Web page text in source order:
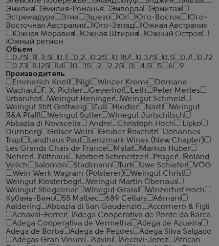
Эмилия
Эмилия-Романья Эмпорда
Эрмитаж
Эстремадура
Этна Эшезо Юг Юго-Восток
Юго-
Восточная Австралия
Юго-Запад
Южная Австралия
Южная Моравия
Южная Штирия
Южный Остров
Южный регион
Объем
0.75
1.5 0.1 0.2 0.25 0.187 0.375 0.5 0.7
0.72
0.73
1.125 1.4 10 15 2 2.25 3 4.5 5 6
9
Производитель
Emmerich Knoll
Nigl Winzer Krems
Domane
Wachau
F. X. Pichler Geyerhof Leth
Peter Mertes
Urbanihof
Weingut Heninger
Weingut Schmelz
Weingut Stift Gottweig
Zull Hiedler Nastl
Weingut
R&A Pfaffl
Weingut Sutter
Winegut Jurtschitsch
Abbazia di Novacella
Andre Christoph Hoch
Lipko
Durnberg
Golser Wein Gruber Roschitz
Johannes
Trapl
Landhaus Paul
Lenzmark Wines (New Chapter)
Les Grands Chais de France
Malat
Markus Huber
Nehrer
Nittnaus Norbert Schmeltzer Prager
Roland
Velich
Salomon Stadlmann Turk Uwe Schiefer
VOG
Wein Werk Wagram (Polsterer)
Weingut Christ
Weingut Klosterbegr
Weingut Martin Obenaus
Weingut Stiegelmar
Winegut Grassl
Winzerhof Hoch
Кубань-Вино
55 Malbec 689 Cellars
A6mani
Aaldering
Abbazia di San Gaudenzio
Accornero & Figli
Achaval-Ferrer
Adega Cooperativa de Ponte da Barca
Adega Cooperativa de Vermelha
Adega de Azueira
Adega de Borba
Adega de Pegoes
Adega Silva Salgado
Adegas Gran Vinum
Advini Aecovi-Jerez
African